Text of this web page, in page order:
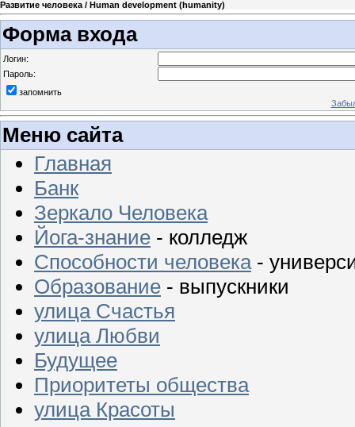
Развитие человека / Human development (humanity)
Форма входа
Логин:
Пароль:
запомнить
Меню сайта
Главная
Банк
Зеркало Человека
Йога-знание - колледж
Способности человека-
Образование - выпускники
улица Счастья
улица Любви
Будущее
Приоритеты общества
улица Красоты